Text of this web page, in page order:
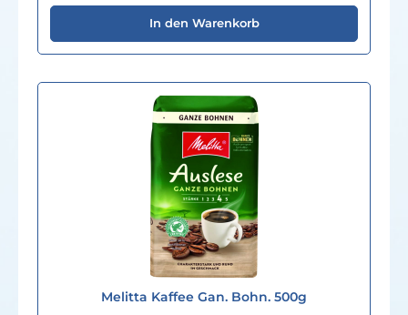
In den Warenkorb
Melitta Kaffee Gan. Bohn. 500g